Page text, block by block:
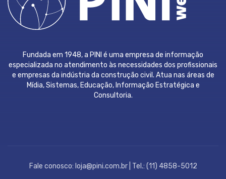
Fundada em 1948, a PINI é uma empresa de informação
especializada no atendimento às necessidades dos profissionais
e empresas da indústria da construção civil. Atua nas áreas de
Mídia, Sistemas, Educação, Informação Estratégica e
Consultoria.
Fale conosco: loja@pini.com.br | Tel.: (11) 4858-5012